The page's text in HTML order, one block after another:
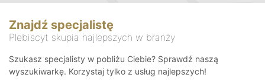
Znajdź specjalistę
Plebiscyt skupia najlepszych w branży
Szukasz specjalisty w pobliżu Ciebie? Sprawdź naszą
wyszukiwarkę. Korzystaj tylko z usług najlepszych!